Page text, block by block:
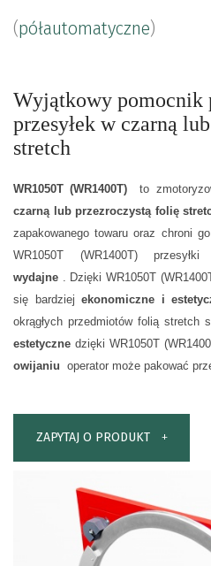
(półautomatyczne)
Wyjątkowy pomocnik
przesyłek w czarną
stretch
WR1050T (WR1400T) to
czarną lub przezroczystą folię
zapakowanego towaru oraz chroni
WR1050T (WR1400T)
wydajne . Dzięki WR1050T
się bardziejekonomiczne i
okrągłych przedmiotów folią stretch
estetyczne dzięki WR1050T
owijaniu operator może pakować
ZAPYTAJ O PRODUKT